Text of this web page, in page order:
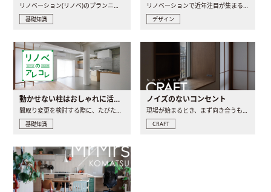
リノベーション(リノベ)のプランニングで一番最初に決めるのは..
基礎知識
リノベーションで近年注目が集まる建築意匠の一つであるアール..
デザイン
動かせない柱はおしゃれに活用！柱を魅せるリノベーション(リノベ)4選
間取り変更を検討する際に、たびたび皆さんの頭を悩ませる動か..
基礎知識
ノイズのないコンセント
現場が始まるとき、まず向き合うものの一つがコンセントです..
CRAFT